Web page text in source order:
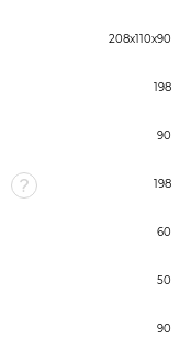
208х110х90
198
90
198
60
50
90